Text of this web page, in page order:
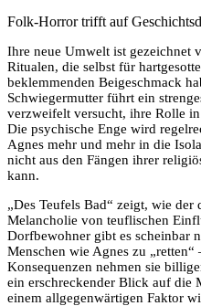
Folk-Horror trifft auf
Ihre neue Umwelt ist gezeichnet
Ritualen, die selbst für
beklemmenden Beigeschmack
Schwiegermutter führt ein
verzweifelt versucht, ihre Rolle
Die psychische Enge wird
Agnes mehr und mehr in die
nicht aus den Fängen ihrer
kann.
„Des Teufels Bad“ zeigt, wie
Melancholie von teuflischen
Dorfbewohner gibt es scheinbar
Menschen wie Agnes zu „retten“
Konsequenzen nehmen sie
ein erschreckender Blick auf die
einem allgegenwärtigen Faktor